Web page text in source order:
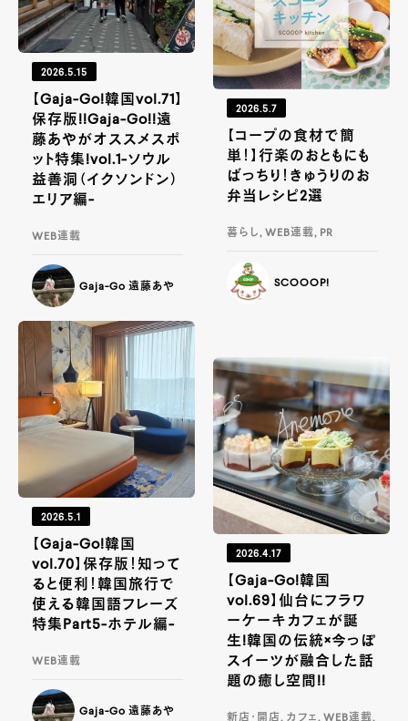
2026.5.15
【Gaja-Go!韓国vol.71】
保存版!!Gaja-Go!!遠
藤あやがオススメスポ
ット特集!vol.1-ソウル
益善洞（イクソンドン）
エリア編-
WEB連載
Gaja-Go 遠藤あや
2026.5.7
【コープの食材で簡
単！】行楽のおともにも
ばっちり！きゅうりのお
弁当レシピ2選
暮らし, WEB連載, PR
SCOOOP!
2026.5.1
【Gaja-Go!韓国
vol.70】保存版！知って
ると便利！韓国旅行で
使える韓国語フレーズ
特集Part5-ホテル編-
WEB連載
Gaja-Go 遠藤あや
2026.4.17
【Gaja-Go!韓国
vol.69】仙台にフラワ
ーケーキカフェが誕
生!韓国の伝統×今っぽ
スイーツが融合した話
題の癒し空間!!
新店・開店, カフェ, WEB連載,